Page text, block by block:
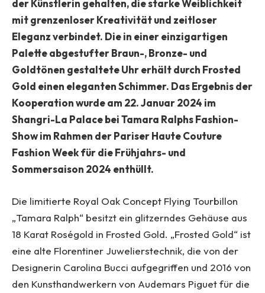
der Künstlerin gehalten, die starke Weiblichkeit
mit grenzenloser Kreativität und zeitloser
Eleganz verbindet. Die in einer einzigartigen
Palette abgestufter Braun-, Bronze- und
Goldtönen gestaltete Uhr erhält durch Frosted
Gold einen eleganten Schimmer. Das Ergebnis der
Kooperation wurde am 22. Januar 2024 im
Shangri-La Palace bei Tamara Ralphs Fashion-
Show im Rahmen der Pariser Haute Couture
Fashion Week für die Frühjahrs- und
Sommersaison 2024 enthüllt.
Die limitierte Royal Oak Concept Flying Tourbillon
„Tamara Ralph“ besitzt ein glitzerndes Gehäuse aus
18 Karat Roségold in Frosted Gold. „Frosted Gold“ ist
eine alte Florentiner Juwelierstechnik, die von der
Designerin Carolina Bucci aufgegriffen und 2016 von
den Kunsthandwerkern von Audemars Piguet für die